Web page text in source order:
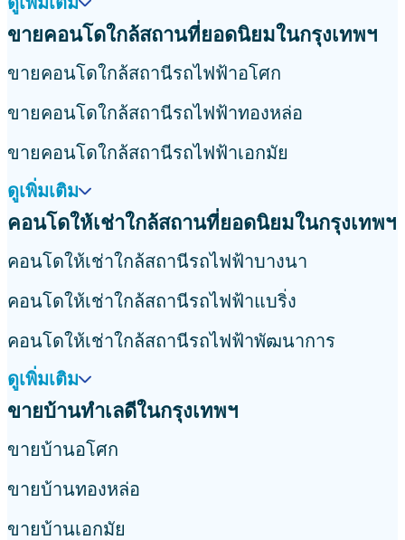
ขายคอนโดใกล้สถานที่ยอดนิยมในกรุงเทพฯ
ขายคอนโดใกล้สถานีรถไฟฟ้าอโศก
ขายคอนโดใกล้สถานีรถไฟฟ้าทองหล่อ
ขายคอนโดใกล้สถานีรถไฟฟ้าเอกมัย
ดูเพิ่มเติม
คอนโดให้เช่าใกล้สถานที่ยอดนิยมในกรุงเทพฯ
คอนโดให้เช่าใกล้สถานีรถไฟฟ้าบางนา
คอนโดให้เช่าใกล้สถานีรถไฟฟ้าแบริ่ง
คอนโดให้เช่าใกล้สถานีรถไฟฟ้าพัฒนาการ
ดูเพิ่มเติม
ขายบ้านทำเลดีในกรุงเทพฯ
ขายบ้านอโศก
ขายบ้านทองหล่อ
ขายบ้านเอกมัย